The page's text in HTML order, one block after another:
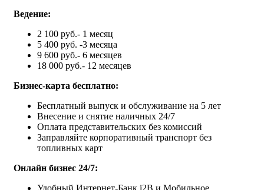
Ведение:
2 100 руб.- 1 месяц
5 400 руб. -3 месяца
9 600 руб.- 6 месяцев
18 000 руб.- 12 месяцев
Бизнес-карта бесплатно:
Бесплатный выпуск и обслуживание на 5 лет
Внесение и снятие наличных 24/7
Оплата представительских без комиссий
Заправляйте корпоративный транспорт без
топливных карт
Онлайн бизнес 24/7:
Удобный Интернет-Банк i2B и Мобильное